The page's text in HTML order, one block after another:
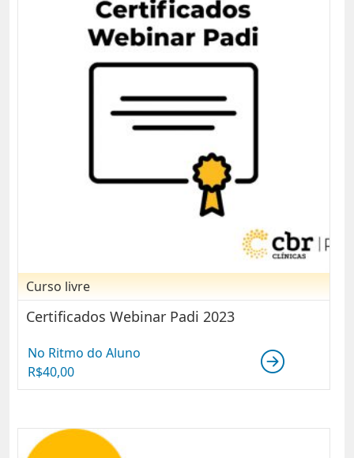
Curso livre
Certificados Webinar Padi 2023
No Ritmo do Aluno
R$40,00